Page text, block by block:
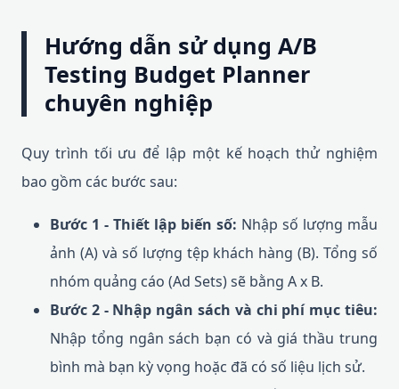
Hướng dẫn sử dụng A/B
Testing Budget Planner
chuyên nghiệp
Quy trình tối ưu để lập một kế hoạch thử nghiệm
bao gồm các bước sau:
Bước 1 - Thiết lập biến số: Nhập số lượng mẫu
ảnh (A) và số lượng tệp khách hàng (B). Tổng số
nhóm quảng cáo (Ad Sets) sẽ bằng A x B.
Bước 2 - Nhập ngân sách và chi phí mục tiêu:
Nhập tổng ngân sách bạn có và giá thầu trung
bình mà bạn kỳ vọng hoặc đã có số liệu lịch sử.